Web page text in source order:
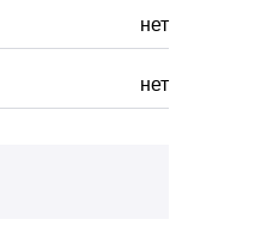
нет
нет